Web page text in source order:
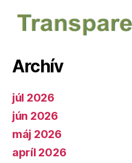
Archív
júl 2026
jún 2026
máj 2026
apríl 2026